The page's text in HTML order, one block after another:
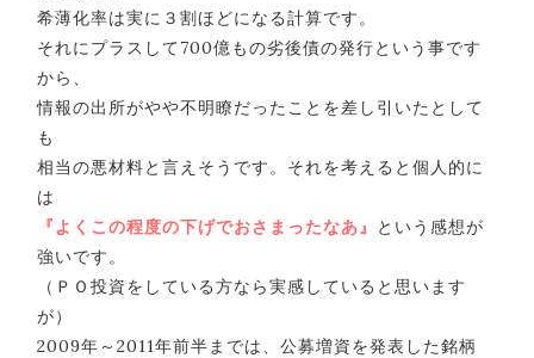
希薄化率は実に３割ほどになる計算です。
それにプラスして700億もの劣後債の発行という事です
から、
情報の出所がやや不明瞭だったことを差し引いたとして
も
相当の悪材料と言えそうです。それを考えると個人的に
は
『よくこの程度の下げでおさまったなあ』
という感想が
強いです。
（ＰＯ投資をしている方なら実感していると思います
が）
2009年～2011年前半までは、公募増資を発表した銘柄